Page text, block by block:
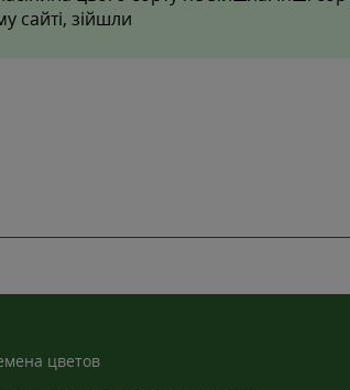
сайті, зійшли
цветов